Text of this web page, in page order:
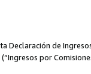
Declaración de
por